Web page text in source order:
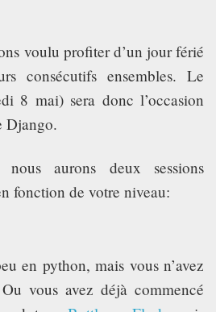
voulu profiter d’un jour férié
consécutifs ensembles. Le
8 mai) sera donc l’occasion
Django.
aurons deux sessions
fonction de votre niveau:
en python, mais vous n’avez
vous avez déjà commencé